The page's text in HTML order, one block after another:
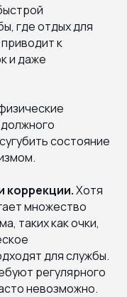
где отдых для
к
и даже
состояние
коррекции.Хотя
множество
таких как очки,
для службы.
регулярного
невозможно.